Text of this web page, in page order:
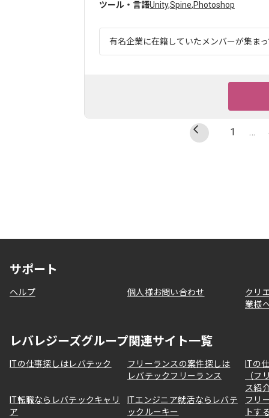
ツール・言語Unity,Spine,Photoshop
有名企業に在籍していたメンバーが集ま
1 …
サポート
ヘルプ 個人様お問い合わせ
クリ
業様
レバレジーズグループ関連サイト一覧
ITの仕事探しはレバテック
フリーランスの案件探しは
レバテックフリーランス
ITの
（フ
ス紹
IT転職ならレバテックキャリ
ア
ITエンジニア就活ならレバテ
ックルーキー
フリ
トす